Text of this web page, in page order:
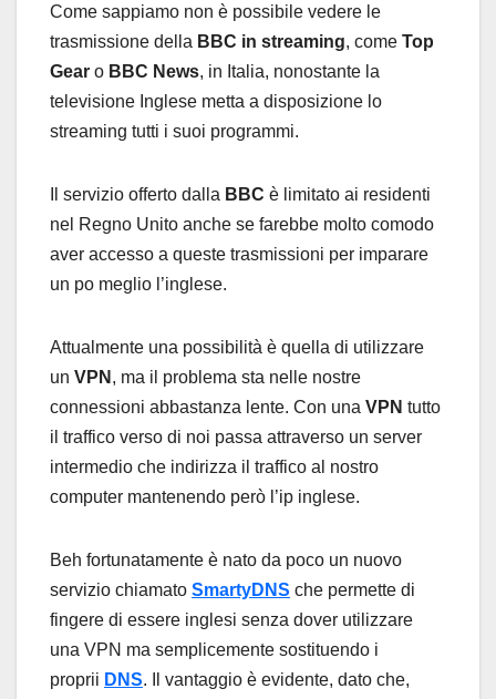
Come sappiamo non è possibile vedere le
trasmissione della BBC in streaming, come Top
Gear o BBC News, in Italia, nonostante la
televisione Inglese metta a disposizione lo
streaming tutti i suoi programmi.
Il servizio offerto dalla BBC è limitato ai residenti
nel Regno Unito anche se farebbe molto comodo
aver accesso a queste trasmissioni per imparare
un po meglio l’inglese.
Attualmente una possibilità è quella di utilizzare
un VPN , ma il problema sta nelle nostre
connessioni abbastanza lente. Con una VPN tutto
il traffico verso di noi passa attraverso un server
intermedio che indirizza il traffico al nostro
computer mantenendo però l’ip inglese.
Beh fortunatamente è nato da poco un nuovo
servizio chiamato SmartyDNS che permette di
fingere di essere inglesi senza dover utilizzare
una VPN ma semplicemente sostituendo i
proprii DNS. Il vantaggio è evidente, dato che,